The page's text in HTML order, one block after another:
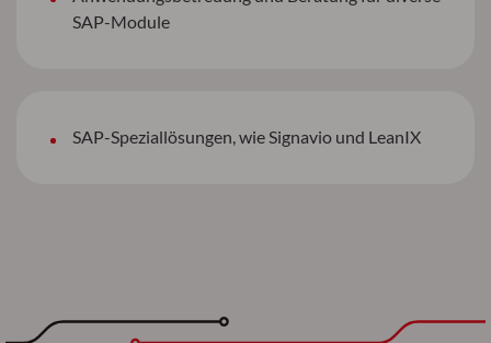
SAP-Module
SAP-Speziallösungen, wie Signavio und LeanIX